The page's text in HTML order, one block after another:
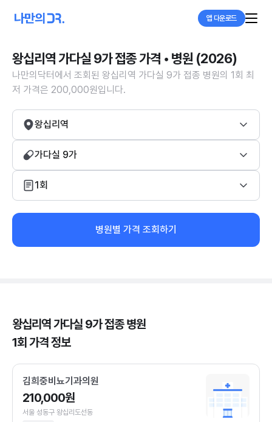
앱 다운로드
왕십리역 가다실 9가 접종 가격 • 병원 (2026)
나만의닥터에서 조회된 왕십리역 가다실 9가 접종 병원의 1회 최
저 가격은 200,000원입니다.
왕십리역
가다실 9가
1회
병원별 가격 조회하기
왕십리역 가다실 9가 접종 병원
1회 가격 정보
김희중비뇨기과의원
210,000원
서울 성동구 왕십리도선동